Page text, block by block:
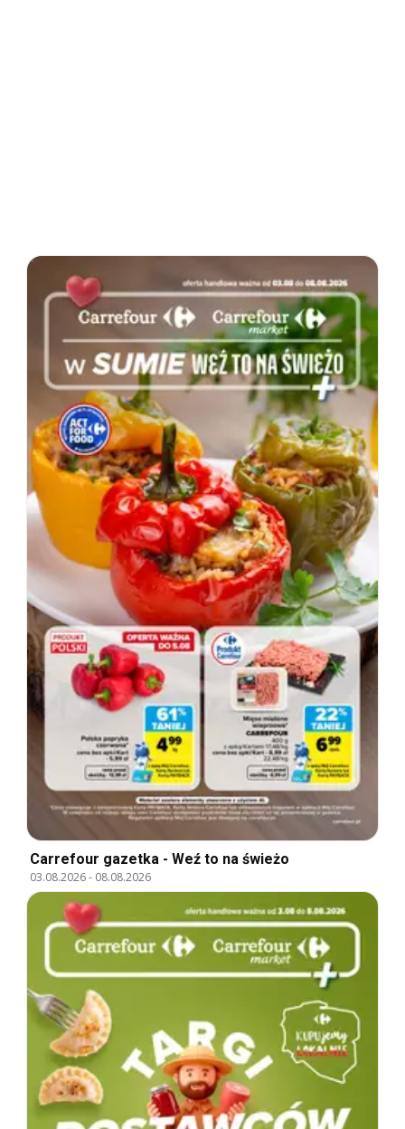
Carrefour gazetka - Weź to na świeżo
03.08.2026- 08.08.2026